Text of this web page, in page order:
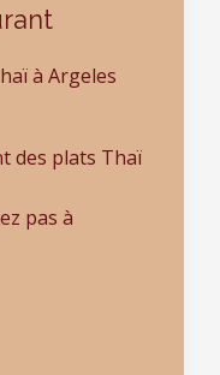
des plats Thaï
pas à